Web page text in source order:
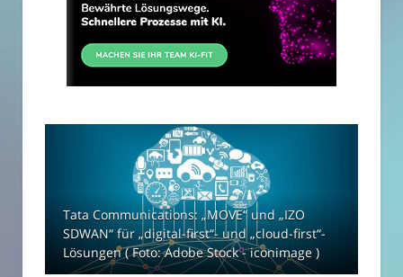
Tata Communications: „MOVE“ und „IZO
SDWAN“ für „digital-first“- und „cloud-first“-
Lösungen ( Foto: Adobe Stock - iconimage )